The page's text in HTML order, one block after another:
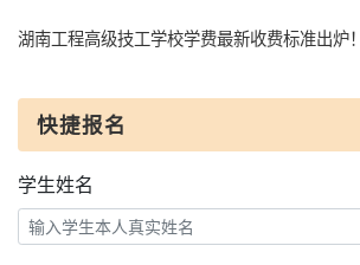
湖南工程高级技工学校学费最新收费标准出炉
快捷报名
学生姓名